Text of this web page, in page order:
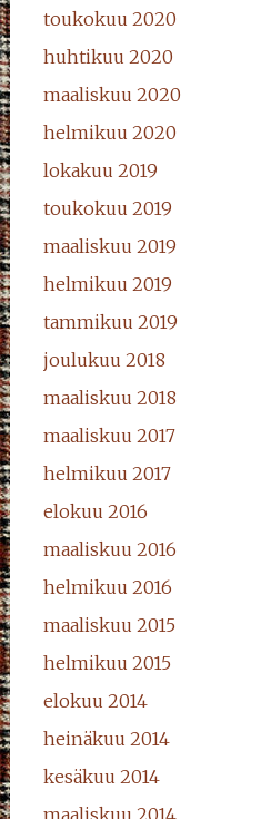
toukokuu 2020
huhtikuu 2020
maaliskuu 2020
helmikuu 2020
lokakuu 2019
toukokuu 2019
maaliskuu 2019
helmikuu 2019
tammikuu 2019
joulukuu 2018
maaliskuu 2018
maaliskuu 2017
helmikuu 2017
elokuu 2016
maaliskuu 2016
helmikuu 2016
maaliskuu 2015
helmikuu 2015
elokuu 2014
heinäkuu 2014
kesäkuu 2014
maaliskuu 2014